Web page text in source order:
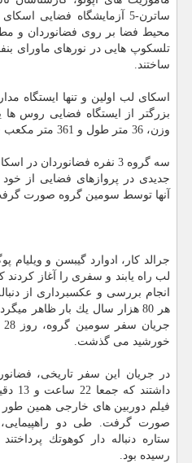
ساترن-5 آزمایشگاه فضایی
محیط فضا بر روی فضانوردان و
تلسكوپ هایی در نورهای ماورای
ساختند.
اسكای لب اولین و تنها ایستگاه
وزن، 36 متر طول و 361 متر مكعب فضای مفید داشت.
سه گروه 3 نفره فضانوردان
جدیدی در پروازهای فضایی از
آنها توسط سومین گروه صورت
جرالد كار، ادوارد گیبسن و ویلیام
لب راه یابند و سفری را آغاز
انجام بررسی و عكسبرداری از
هر 80 هزار سال یك بار ظاهر
خورشید می گذشت.
در جریان این سفر تاریخی،
فیلم دوربین های خارجی همین
صورت گرفت. طی دو راهپیمایی،
ستاره دنباله دار كوهوتك
رسیده بود.